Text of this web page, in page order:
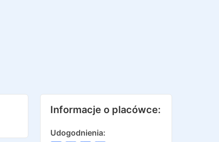
Informacje o placówce:
Udogodnienia: